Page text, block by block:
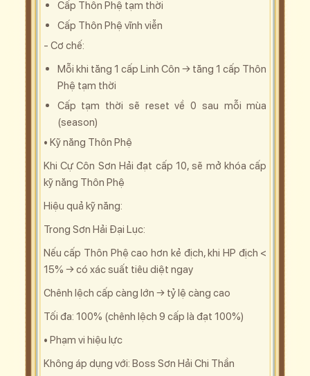
Cấp Thôn Phệ tạm thời
Cấp Thôn Phệ vĩnh viễn
- Cơ chế:
Mỗi khi tăng 1 cấp Linh Côn → tăng 1 cấp Thôn
Phệ tạm thời
Cấp tạm thời sẽ reset về 0 sau mỗi mùa
(season)
• Kỹ năng Thôn Phệ
Khi Cự Côn Sơn Hải đạt cấp 10, sẽ mở khóa cấp
kỹ năng Thôn Phệ
Hiệu quả kỹ năng:
Trong Sơn Hải Đại Lục:
Nếu cấp Thôn Phệ cao hơn kẻ địch, khi HP địch <
15% → có xác suất tiêu diệt ngay
Chênh lệch cấp càng lớn → tỷ lệ càng cao
Tối đa: 100% (chênh lệch 9 cấp là đạt 100%)
• Phạm vi hiệu lực
Không áp dụng với: Boss Sơn Hải Chi Thần